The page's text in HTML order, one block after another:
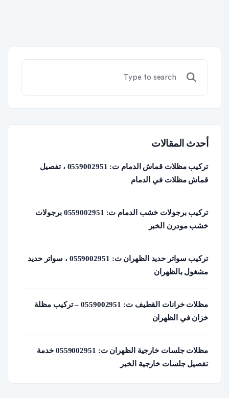
أحدث المقالات
تركيب مظلات قماش الدمام ت: 0559002951 ، تفصيل
قماش مظلات في الدمام
تركيب برجولات خشب الدمام ت: 0559002951 برجولات
خشب مودرن الخبر
تركيب سواتر حديد الظهران ت: 0559002951 ، سواتر حديد
مشغول بالظهران
مظلات خرانات القطيف ت: 0559002951 – تركيب مظلة
خزان في الظهران
مظلات جلسات خارجية الظهران ت: 0559002951 خدمة
تفصيل جلسات خارجية الخبر